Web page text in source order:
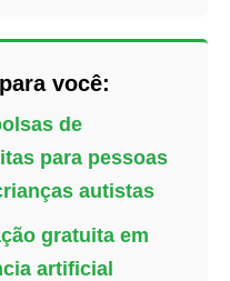
você:
de
para pessoas
autistas
gratuita em
artificial